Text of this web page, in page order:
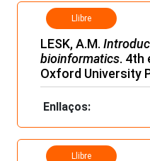
Llibre
LESK, A.M.
bioinformatics. 4th
Oxford University
Enllaços:
Llibre